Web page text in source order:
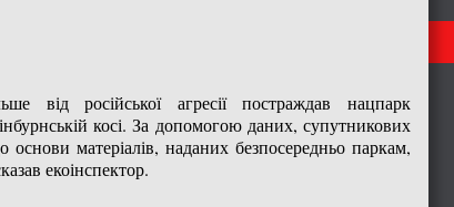
від російської агресії постраждав нацпарк
косі. За допомогою даних, супутникових
матеріалів, наданих безпосередньо паркам,
екоінспектор.